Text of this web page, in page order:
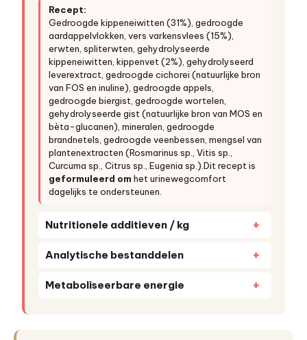
Recept:
Gedroogde kippeneiwitten (31%), gedroogde
aardappelvlokken, vers varkensvlees (15%),
erwten, spliterwten, gehydrolyseerde
kippeneiwitten, kippenvet (2%), gehydrolyseerd
leverextract, gedroogde cichorei (natuurlijke bron
van FOS en inuline), gedroogde appels,
gedroogde biergist, gedroogde wortelen,
gehydrolyseerde gist (natuurlijke bron van MOS en
bèta-glucanen), mineralen, gedroogde
brandnetels, gedroogde veenbessen, mengsel van
plantenextracten (Rosmarinus sp., Vitis sp.,
Curcuma sp., Citrus sp., Eugenia sp.).Dit recept is
geformuleerd om het urinewegcomfort
dagelijks te ondersteunen.
Nutritionele additieven / kg
Analytische bestanddelen
Metaboliseerbare energie